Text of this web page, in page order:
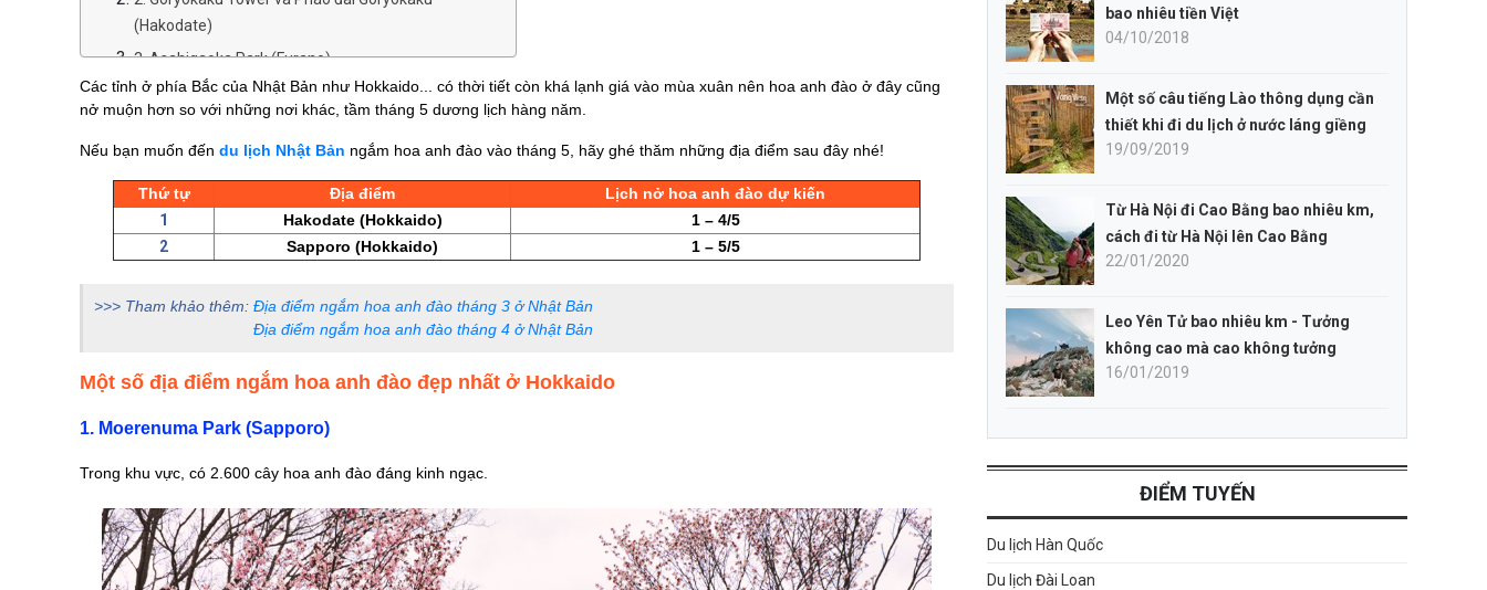
(Hakodate)
3. Asahigaoka Park (Furano)
4. Mt. Tengu (Otaru)
Thời tiết Nhật Bản tháng 5
Các tỉnh ở phía Bắc của Nhật Bản như Hokkaido... có thời tiết còn khá lạnh giá vào mùa xuân nên hoa anh đào ở đây cũng
nở muộn hơn so với những nơi khác, tầm tháng 5 dương lịch hàng năm.
Nếu bạn muốn đến du lịch Nhật Bản ngắm hoa anh đào vào tháng 5, hãy ghé thăm những địa điểm sau đây nhé!
Thứ tự Địa điểm
Lịch nở hoa anh đào dự kiến
1
Hakodate (Hokkaido)
1 – 4/5
2
Sapporo (Hokkaido) 1 – 5/5
>>> Tham khảo thêm: Địa điểm ngắm hoa anh đào tháng 3 ở Nhật Bản
Địa điểm ngắm hoa anh đào tháng 4 ở Nhật Bản
Một số địa điểm ngắm hoa anh đào đẹp nhất ở Hokkaido
1. Moerenuma Park (Sapporo)
Trong khu vực, có 2.600 cây hoa anh đào đáng kinh ngạc.
bao nhiêu tiền Việt
04/10/2018
Một số câu tiếng Lào thông dụng cần
thiết khi đi du lịch ở nước láng giềng
19/09/2019
Từ Hà Nội đi Cao Bằng bao nhiêu km,
cách đi từ Hà Nội lên Cao Bằng
22/01/2020
Leo Yên Tử bao nhiêu km - Tưởng
không cao mà cao không tưởng
16/01/2019
ĐIỂM TUYẾN
Du lịch Hàn Quốc
Du lịch Đài Loan